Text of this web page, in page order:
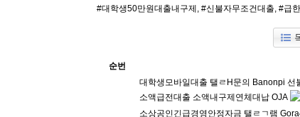
#대학생50만원대출내구제 , #신불자무조건대출, #급
순번
대학생모바일대출 탤ㄹH문의 Banonpi 선
소액급전대출 소액내구제연체대납 OJA
소상공인긴급경영안정자금 탤ㄹㄱ램